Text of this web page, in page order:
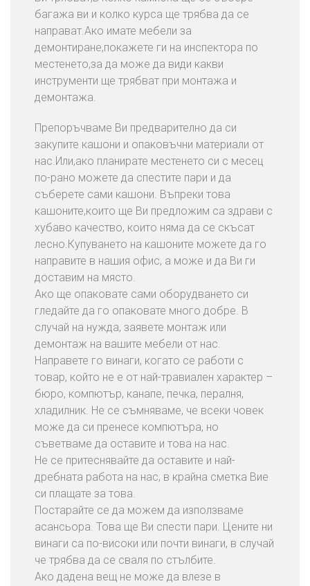
багажа ви и колко курса ще трябва да се
направат.Ако имате мебели за
демонтиране,покажете ги на инспектора по
местенето,за да може да види какви
инструменти ще трябват при монтажа и
демонтажа.
Препоръчваме Ви предварително да си
закупите кашони и опаковъчни материали от
нас.Или,ако планирате местенето си с месец
по-рано можете да спестите пари и да
съберете сами кашони. Въпреки това
кашоните,които ще Ви предложим са здрави с
хубаво качество, които няма да се скъсат
лесно.Купуването на кашоните можете да го
направите в нашия офис, а може и да Ви ги
доставим на място.
Ако ще опаковате сами оборудването си
гледайте да го опаковате много добре. В
случай на нужда, заявете монтаж или
демонтаж на вашите мебели от нас.
Направете го винаги, когато се работи с
товар, който не е от най-травиален характер –
бюро, компютър, канапе, печка, пералня,
хладилник. Не се съмняваме, че всеки човек
може да си пренесе компютъра, но
съветваме да оставите и това на нас.
Не се притеснявайте да оставите и най-
дребната работа на нас, в крайна сметка Вие
си плащате за това.
Постарайте се да можем да използваме
асансьора. Това ще Ви спести пари. Цените ни
винаги са по-високи или почти винаги, в случай
че трябва да се сваля по стълбите.
Ако дадена вещ не може да влезе в